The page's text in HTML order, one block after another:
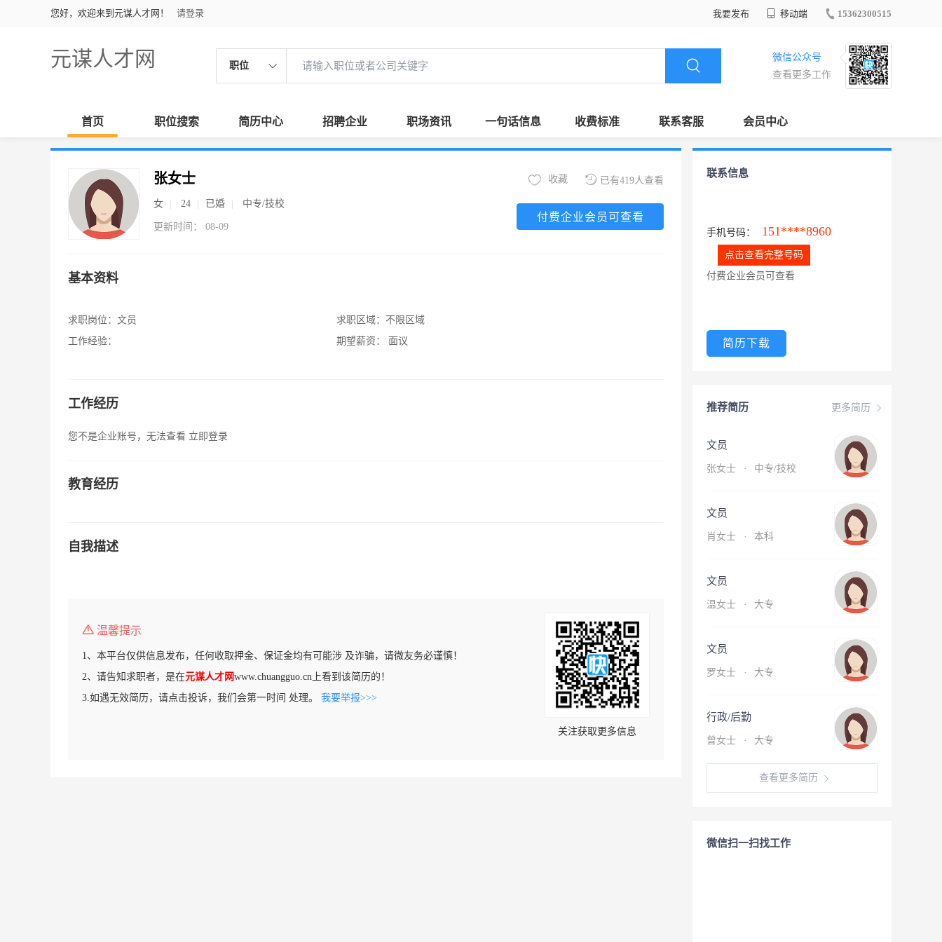
您好，欢迎来到元谋人才网！ 请登录 我要发布 移动端 15362300515
元谋人才网 职位
微信公众号
查看更多工作
首页 职位搜索 简历中心 招聘企业 职场资讯 一句话信息 收费标准 联系客服 会员中心
张女士
女 24 已婚 中专/技校
更新时间： 08-09
已有419人查看
收藏
付费企业会员可查看
基本资料
求职岗位： 文员
工作经验：
求职区域： 不限区域
期望薪资：
面议
工作经历
您不是企业账号，无法查看 立即登录
教育经历
自我描述
温馨提示
1、本平台仅供信息发布，任何收取押金、保证金均有可能涉 及诈骗，请微友务必谨慎！
2、请告知求职者，是在元谋人才网www.chuangguo.cn上看到该简历的！
3.如遇无效简历，请点击投诉，我们会第一时间 处理。 我要举报>>>
关注获取更多信息
联系信息
手机号码： 151****8960
点击查看完整号码
付费企业会员可查看
简历下载
更多简历
推荐简历
文员
张女士 · 中专/技校
文员
肖女士 · 本科
文员
温女士 · 大专
文员
罗女士 · 大专
行政/后勤
曾女士 · 大专
查看更多简历
微信扫一扫找工作